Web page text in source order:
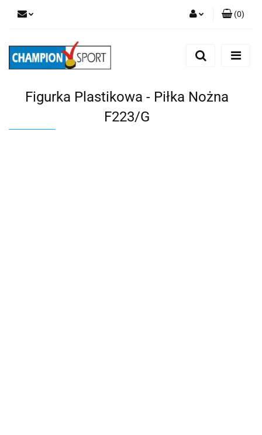
Zarejestruj się
(0)
Figurka Plastikowa - Piłka Nożna
F223/G